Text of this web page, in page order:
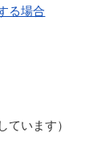
る場合
ています）